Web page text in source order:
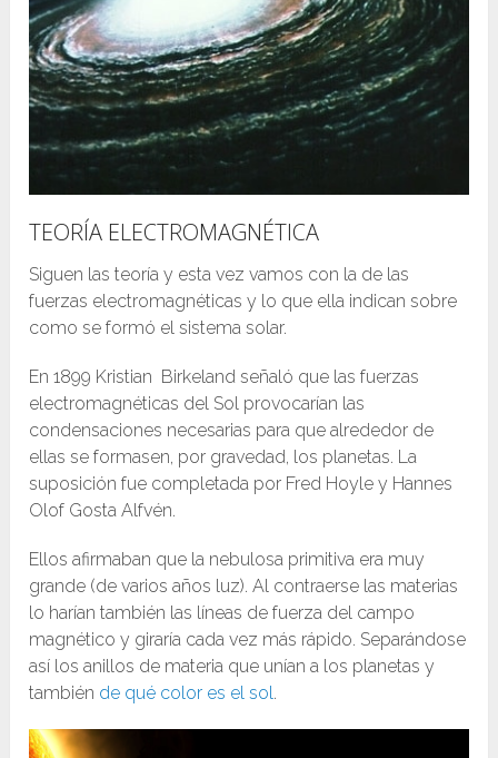
TEORÍA ELECTROMAGNÉTICA
Siguen las teoría y esta vez vamos con la de las
fuerzas electromagnéticas y lo que ella indican sobre
como se formó el sistema solar.
En 1899 Kristian Birkeland señaló que las fuerzas
electromagnéticas del Sol provocarían las
condensaciones necesarias para que alrededor de
ellas se formasen, por gravedad, los planetas. La
suposición fue completada por Fred Hoyle y Hannes
Olof Gosta Alfvén.
Ellos afirmaban que la nebulosa primitiva era muy
grande (de varios años luz). Al contraerse las materias
lo harían también las líneas de fuerza del campo
magnético y giraría cada vez más rápido. Separándose
así los anillos de materia que unían a los planetas y
también de qué color es el sol